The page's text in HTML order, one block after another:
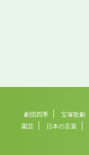
劇団四季 宝塚歌劇
園芸
日本の言葉